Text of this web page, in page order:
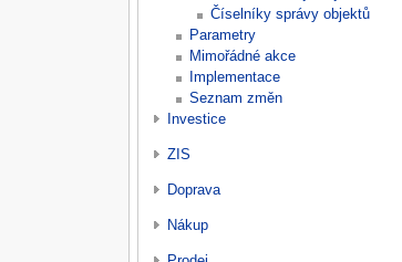
Číselníky správy objektů
Parametry
Mimořádné akce
Implementace
Seznam změn
Investice
ZIS
Doprava
Nákup